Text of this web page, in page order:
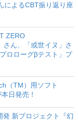
によるCBT振り返り座
ZERO
さん、「或世イヌ」さ
ロローグβテスト」プ
（TM）用ソフト
日発売！
発 新プロジェクト『幻